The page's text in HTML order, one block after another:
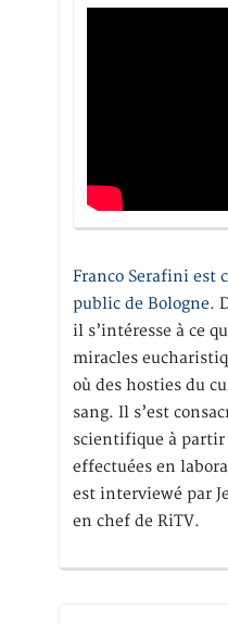
Franco Serafini est
public de Bologne.
il s’intéresse à ce
miracles
où des hosties du
sang. Il s’est
scientifique à partir
effectuées en
est interviewé par
en chef de RiTV.